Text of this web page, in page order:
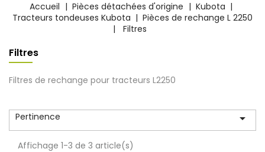
Accueil Pièces détachées d'origine
Kubota
Tracteurs tondeuses Kubota
Pièces de rechange L 2250
Filtres
Filtres
Filtres de rechange pour tracteurs L2250
Pertinence 
Affichage 1-3 de 3 article(s)